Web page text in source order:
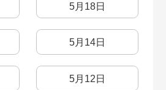
5月18日
5月14日
5月12日